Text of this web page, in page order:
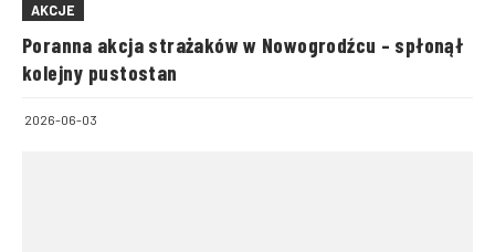
AKCJE
Poranna akcja strażaków w Nowogrodźcu – spłonął
kolejny pustostan
2026-06-03